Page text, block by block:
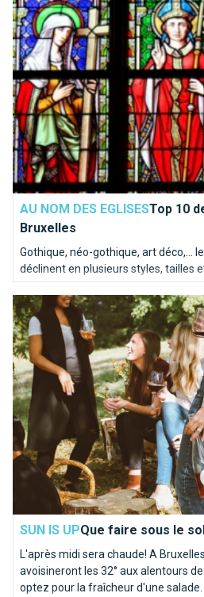
AU NOM DES EGLISESTop 10
Bruxelles
Gothique, néo-gothique, art déco,...
déclinent en plusieurs styles, tailles
10, totalement subjectif, de la
SUN IS UPQue faire sous le
L'après midi sera chaude! A
avoisineront les 32° aux alentours
optez pour la fraîcheur d'une
Que faire sous le soleil à